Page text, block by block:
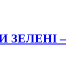
ЗЕЛЕНІ –